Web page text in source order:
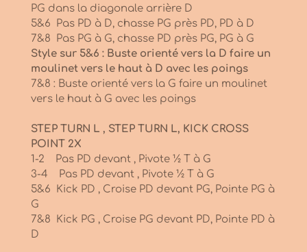
PG dans la diagonale arrière D
5&6 Pas PD à D, chasse PG près PD, PD à D
7&8 Pas PG à G, chasse PD près PG, PG à G
Style sur 5&6 : Buste orienté vers la D faire un
moulinet vers le haut à D avec les poings
7&8 : Buste orienté vers la G faire un moulinet
vers le haut à G avec les poings
STEP TURN L , STEP TURN L, KICK CROSS
POINT 2X
1-2 Pas PD devant , Pivote ½ T à G
3-4 Pas PD devant , Pivote ½ T à G
5&6 Kick PD , Croise PD devant PG, Pointe PG à
G
7&8 Kick PG , Croise PG devant PD, Pointe PD à
D